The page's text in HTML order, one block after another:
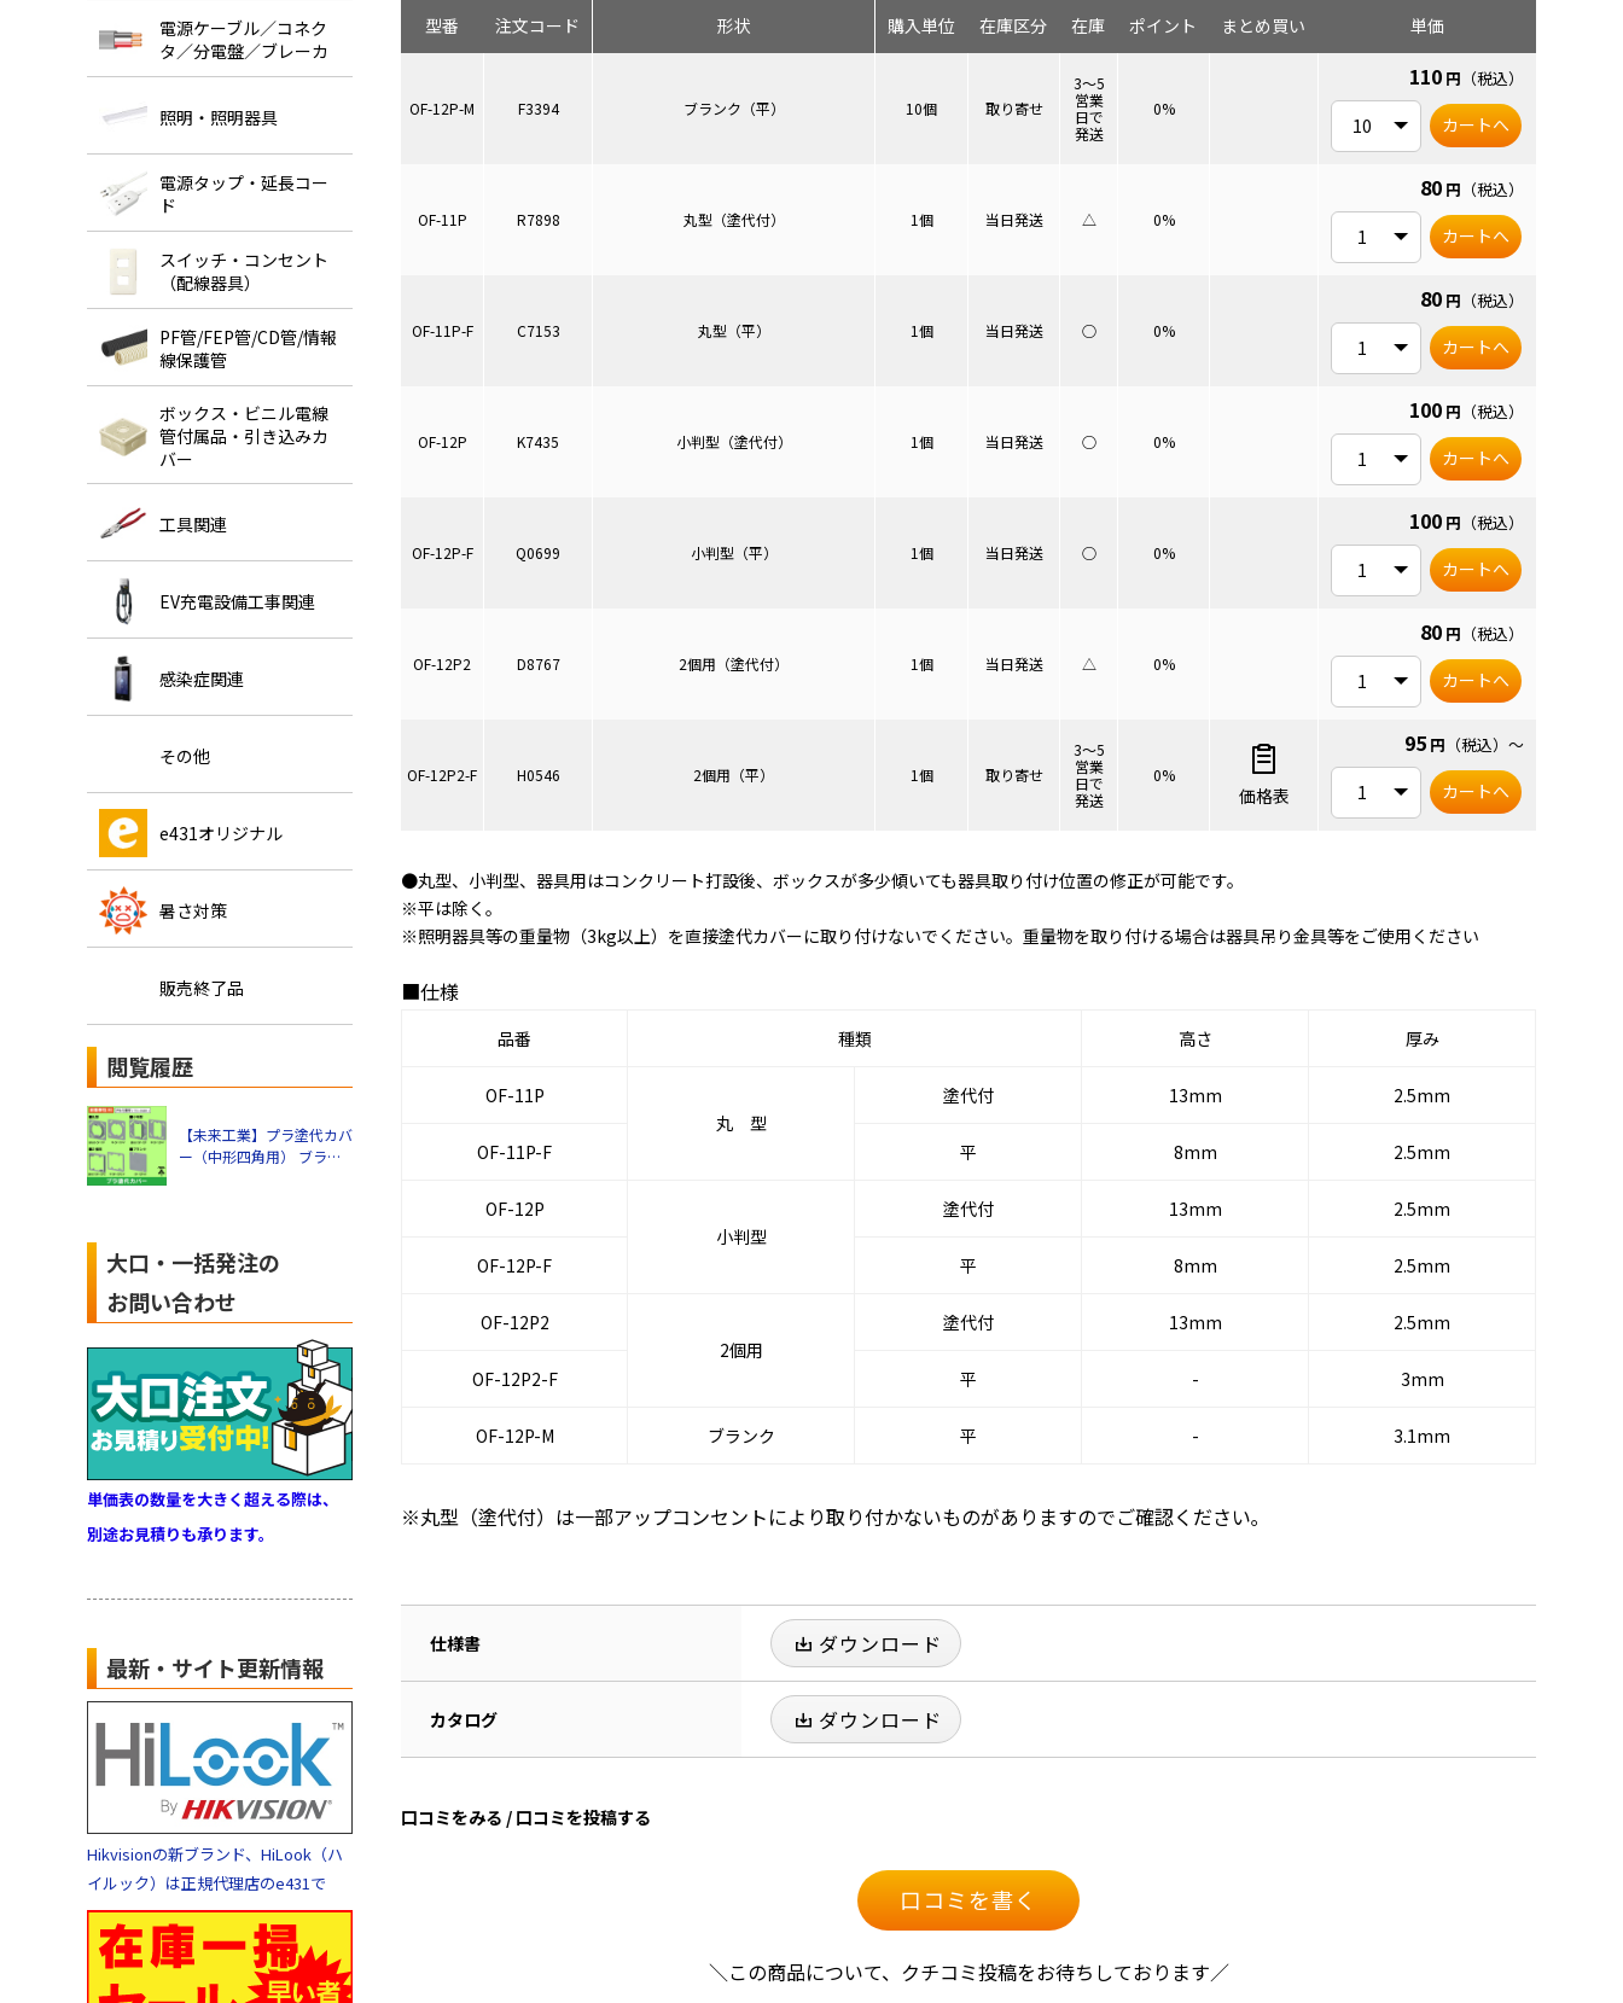
電源ケーブル／コネク
タ／分電盤／ブレーカ
照明・照明器具
電源タップ・延長コー
ド
スイッチ・コンセント
（配線器具）
PF管/FEP管/CD管/情報
線保護管
ボックス・ビニル電線
管付属品・引き込みカ
バー
工具関連
EV充電設備工事関連
感染症関連
その他
e431オリジナル
暑さ対策
販売終了品
閲覧履歴
【未来工業】プラ塗代カバ
ー（中形四角用） ブラン
大口・一括発注の
お問い合わせ
単価表の数量を大きく超える際は、
別途お見積りも承ります。
最新・サイト更新情報
Hikvisionの新ブランド、HiLook（ハ
イルック）は正規代理店のe431で
型番 注文コード
OF-12P-M F3394
OF-11P R7898
OF-11P-F C7153
OF-12P K7435
OF-12P-F Q0699
OF-12P2 D8767
OF-12P2-F H0546
形状
ブランク（平）
丸型（塗代付）
丸型（平）
小判型（塗代付）
小判型（平）
2個用（塗代付）
2個用（平）
購入単位 在庫区分 在庫 ポイント まとめ買い 単価
10個 取り寄せ
3～5
営業
日で
発送
0%
110 円 （税込）
カートへ
1個 当日発送 △ 0%
80 円 （税込）
カートへ
1個 当日発送 ○ 0%
80 円 （税込）
カートへ
1個 当日発送 ○ 0%
100 円 （税込）
カートへ
1個 当日発送 ○ 0%
100 円 （税込）
カートへ
1個 当日発送 △ 0%
80 円 （税込）
カートへ
1個 取り寄せ
3～5
営業
日で
発送
0%
価格表
95 円 （税込） ～
カートへ
●丸型、小判型、器具用はコンクリート打設後、ボックスが多少傾いても器具取り付け位置の修正が可能です。
※平は除く。
※照明器具等の重量物（3kg以上）を直接塗代カバーに取り付けないでください。重量物を取り付ける場合は器具吊り金具等をご使用ください
■仕様
品番 種類 高さ 厚み
OF-11P
丸 型
塗代付 13mm 2.5mm
OF-11P-F 平 8mm 2.5mm
OF-12P
小判型
塗代付 13mm 2.5mm
OF-12P-F 平 8mm 2.5mm
OF-12P2
2個用
塗代付 13mm 2.5mm
OF-12P2-F 平 - 3mm
OF-12P-M ブランク 平 - 3.1mm
※丸型（塗代付）は一部アップコンセントにより取り付かないものがありますのでご確認ください｡
仕様書 ダウンロード
カタログ ダウンロード
口コミをみる / 口コミを投稿する
口コミを書く
＼この商品について、クチコミ投稿をお待ちしております／